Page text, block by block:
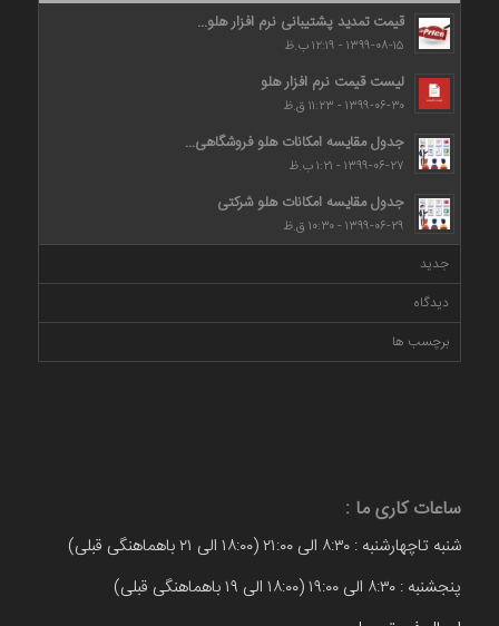
قیمت تمدید پشتیبانی نرم افزار هلو...
۱۳۹۹-۰۸-۱۵ - ۱۲:۱۹ ب.ظ
لیست قیمت نرم افزار هلو
۱۳۹۹-۰۶-۳۰ - ۱۱:۲۳ ق.ظ
جدول مقایسه امکانات هلو فروشگاهی...
۱۳۹۹-۰۶-۲۷ - ۱:۲۱ ب.ظ
جدول مقایسه امکانات هلو شرکتی
۱۳۹۹-۰۶-۲۹ - ۱۰:۳۰ ق.ظ
جدید
دیدگاه
برچسب ها
ساعات کاری ما :
شنبه تاچهارشنبه : ۸:۳۰ الی ۲۱:۰۰ (۱۸:۰۰ الی ۲۱ باهماهنگی قبلی)
پنجشنبه : ۸:۳۰ الی ۱۹:۰۰ (۱۸:۰۰ الی ۱۹ باهماهنگی قبلی)